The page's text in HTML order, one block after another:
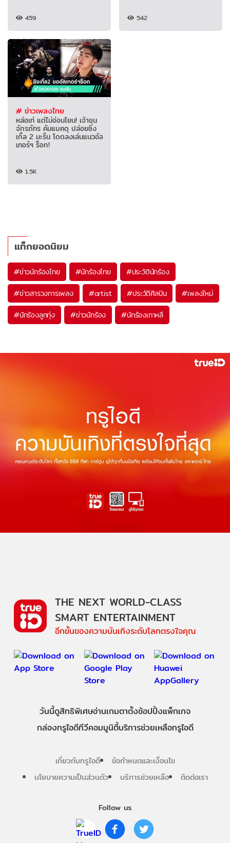
459 542
# ข่าวเพลงไทย
หล่อเท่ แต่ไม่อ่อนโยน! เจ้าขุน
จักรภัทร คัมแบคดุ ปล่อยซิง
เกิ้ล 2 มะรืน โดดลงเล่นแนวอัล
เทอร์ฯ ร็อก!
1.5K
แท็กยอดนิยม
#ข่าวนักร้องไทย #นักร้องไทย #ประวัตินักร้อง
#ข่าวสารวงการเพลง #artist #ประวัติศิลปิน #เพลงใหม่
#นักร้องลูกทุ่ง #ข่าวนักร้อง #นักร้องเกาหลี
Follow us
THE NEXT WORLD-CLASS
SMART ENTERTAINMENT
อีกขั้นของความบันเทิงระดับโลกตรงใจคุณ
วันนี้ดูสิทธิพิเศษอ่านเกมตาตั้งช้อปปิ้งแพ็กเกจ
กล่องทรูไอดีทีวีคอมมูนิตี้บริการช่วยเหลือทรูไอดี
เกี่ยวกับทรูไอดี
ข้อกำหนดและเงื่อนไข
นโยบายความเป็นส่วนตัว
บริการช่วยเหลือ ติดต่อเรา